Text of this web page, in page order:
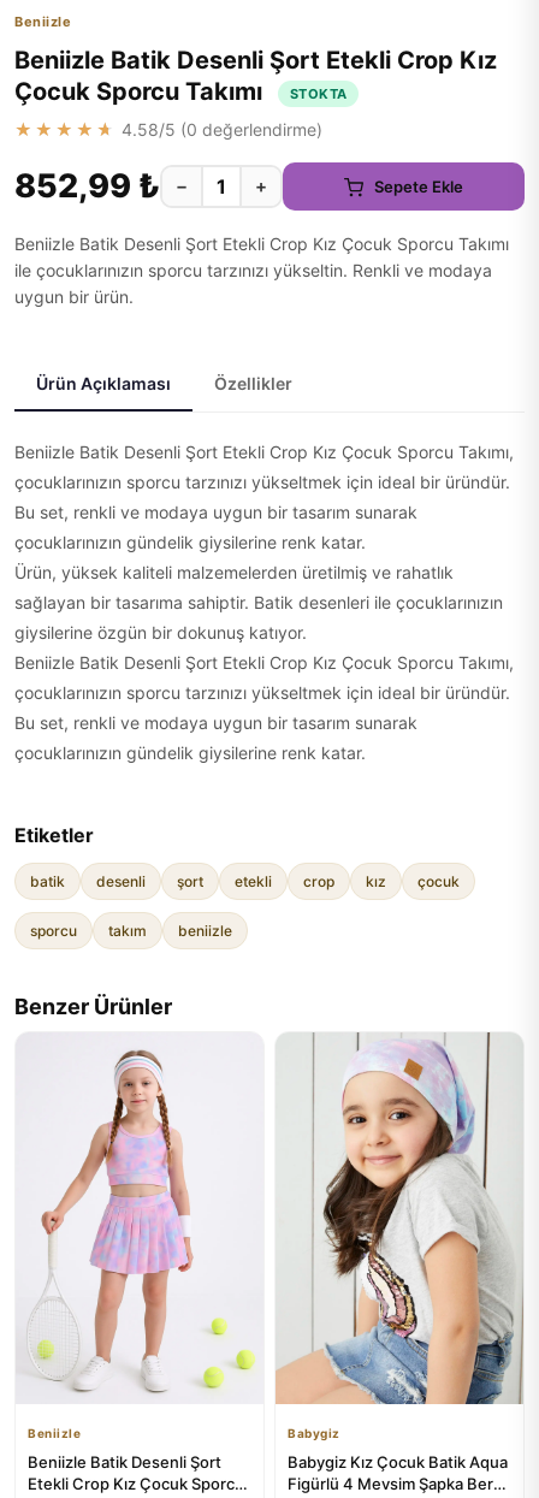
Beniizle
Beniizle Batik Desenli Şort Etekli Crop Kız
Çocuk Sporcu Takımı
STOKTA
★★★★★ 4.58/5 (0 değerlendirme)
852,99 ₺ − + Sepete Ekle
Beniizle Batik Desenli Şort Etekli Crop Kız Çocuk Sporcu Takımı
ile çocuklarınızın sporcu tarzınızı yükseltin. Renkli ve modaya
uygun bir ürün.
Ürün Açıklaması Özellikler
Beniizle Batik Desenli Şort Etekli Crop Kız Çocuk Sporcu Takımı,
çocuklarınızın sporcu tarzınızı yükseltmek için ideal bir üründür.
Bu set, renkli ve modaya uygun bir tasarım sunarak
çocuklarınızın gündelik giysilerine renk katar.
Ürün, yüksek kaliteli malzemelerden üretilmiş ve rahatlık
sağlayan bir tasarıma sahiptir. Batik desenleri ile çocuklarınızın
giysilerine özgün bir dokunuş katıyor.
Beniizle Batik Desenli Şort Etekli Crop Kız Çocuk Sporcu Takımı,
çocuklarınızın sporcu tarzınızı yükseltmek için ideal bir üründür.
Bu set, renkli ve modaya uygun bir tasarım sunarak
çocuklarınızın gündelik giysilerine renk katar.
Etiketler
batik desenli şort etekli crop kız çocuk
sporcu takım beniizle
Benzer Ürünler
Beniizle
Beniizle Batik Desenli Şort
Etekli Crop Kız Çocuk Sporcu
Babygiz
Babygiz Kız Çocuk Batik Aqua
Figürlü 4 Mevsim Şapka Bere